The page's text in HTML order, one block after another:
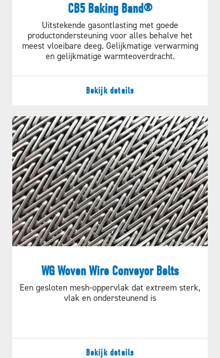
CB5 Baking Band®
Uitstekende gasontlasting met goede
productondersteuning voor alles behalve het
meest vloeibare deeg. Gelijkmatige verwarming
en gelijkmatige warmteoverdracht.
Bekijk details
WG Woven Wire Conveyor Belts
Een gesloten mesh-oppervlak dat extreem sterk,
vlak en ondersteunend is
Bekijk details